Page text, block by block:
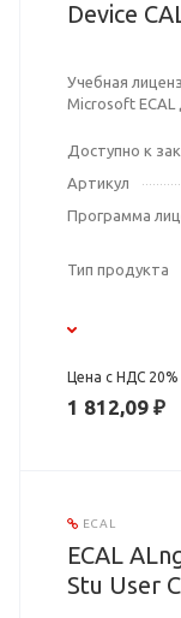
Device
Учебная
Microsoft ECAL
Доступно к
Артикул
Программа
Тип продукта
Цена с НДС 20%
1 812,09 ₽
ECAL
ECAL
Stu User